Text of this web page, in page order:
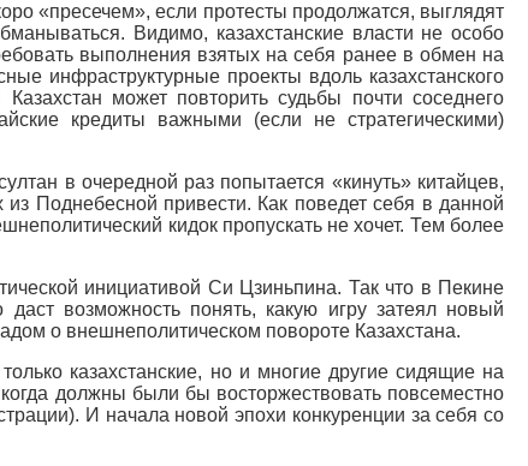
«пресечем», если протесты продолжатся, выглядят
Видимо, казахстанские власти не особо
выполнения взятых на себя ранее в обмен на
инфраструктурные проекты вдоль казахстанского
может повторить судьбы почти соседнего
кредиты важными (если не стратегическими)
в очередной раз попытается «кинуть» китайцев,
Поднебесной привести. Как поведет себя в данной
кидок пропускать не хочет. Тем более
инициативой Си Цзиньпина. Так что в Пекине
возможность понять, какую игру затеял новый
о внешнеполитическом повороте Казахстана.
казахстанские, но и многие другие сидящие на
должны были бы восторжествовать повсеместно
И начала новой эпохи конкуренции за себя со